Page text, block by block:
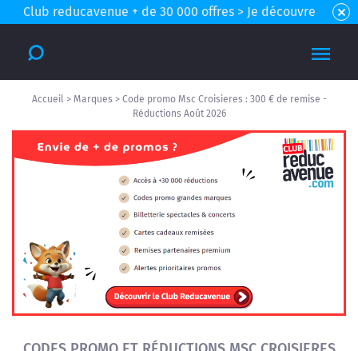
Club reducavenue + de 30 000 offres > Je découvre
Accueil > Marques > Code promo Msc Croisieres : 300 € de remise -
Réductions Août 2026